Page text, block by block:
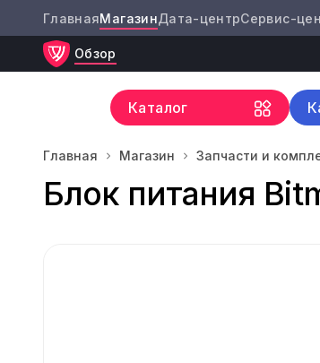
ГлавнаяМагазинДата-центрСервис-
Обзор
Каталог
Главная Магазин Запчасти и
Блок питания